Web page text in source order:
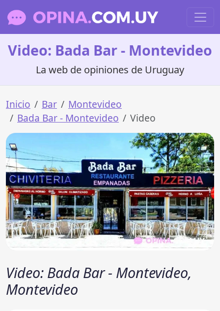
Video: Bada Bar - Montevideo
La web de opiniones de Uruguay
Inicio Bar
Montevideo
Bada Bar - Montevideo
Video
Video: Bada Bar - Montevideo,
Montevideo